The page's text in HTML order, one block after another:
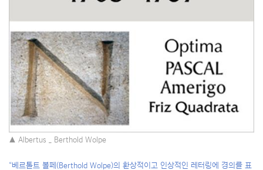
▲ Albertus _ Berthold Wolpe
“베르톨트 볼페(Berthold Wolpe)의 환상적이고 인상적인 레터링에 경의를 표